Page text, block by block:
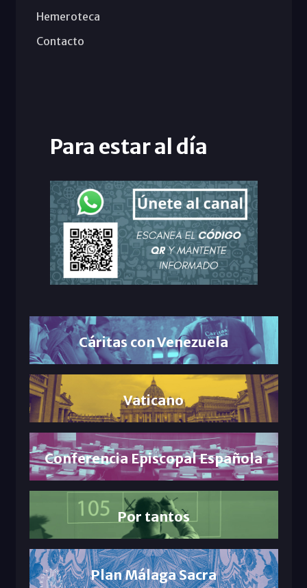
Hemeroteca
Contacto
Para estar al día
Cáritas con Venezuela
Vaticano
Conferencia Episcopal Española
Por tantos
Plan Málaga Sacra